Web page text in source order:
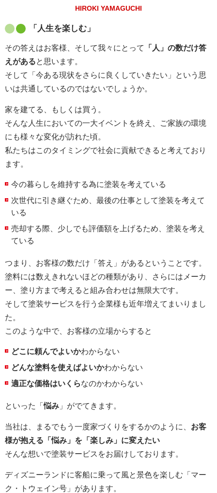
HIROKI YAMAGUCHI
「人生を楽しむ」
その答えはお客様、そして我々にとって
「人」の数だけ答
えがあると思います。
そして「今ある現状をさらに良くしていきたい」という思
いは共通しているのではないでしょうか。
家を建てる、もしくは買う。
そんな人生においての一大イベントを終え、ご家族の環境
にも様々な変化が訪れた頃。
私たちはこのタイミングで社会に貢献できると考えており
ます。
今の暮らしを維持する為に塗装を考えている
次世代に引き継ぐため、最後の仕事として塗装を考えて
いる
売却する際、少しでも評価額を上げるため、塗装を考え
ている
つまり、お客様の数だけ「答え」があるということです。
塗料には数えきれないほどの種類があり、さらにはメーカ
ー、塗り方まで考えると組み合わせは無限大です。
そして塗装サービスを行う企業様も近年増えてまいりまし
た。
このような中で、お客様の立場からすると
どこに頼んでよいかわからない
どんな塗料を使えばよいかわからない
適正な価格はいくらなのかわからない
といった「悩み 」がでてきます。
当社は、まるでもう一度家づくりをするかのように、 お客
様が抱える「悩み」を「楽しみ」に変えたい
そんな想いで塗装サービスをお届けしております。
ディズニーランドに客船に乗って風と景色を楽しむ「マー
ク・トウェイン号」があります。